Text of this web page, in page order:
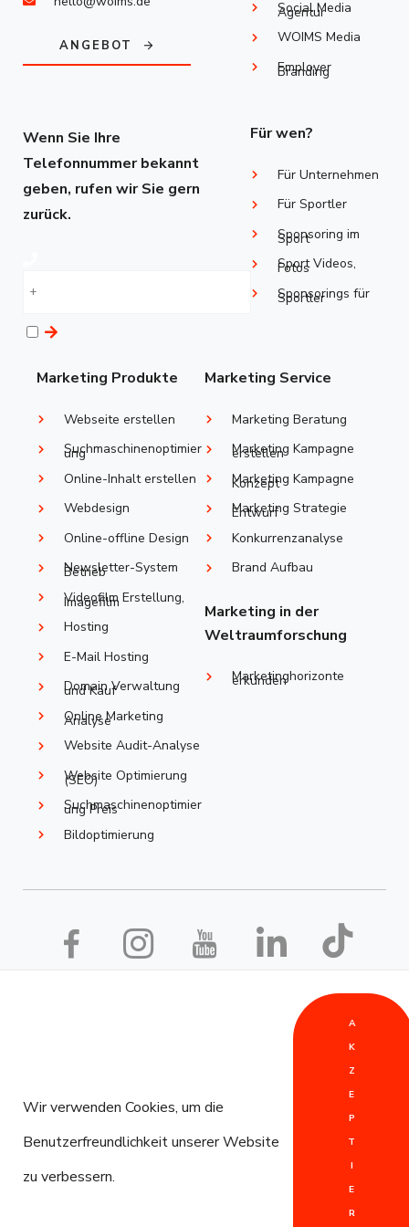
ANGEBOT
Wenn Sie Ihre
Telefonnummer bekannt
geben, rufen wir Sie gern
zurück.
Social Media
Agentur
WOIMS Media
Employer
Branding
Für wen?
Für Unternehmen
Für Sportler
Sponsoring im
Sport
Sport Videos,
Fotos
Sponsorings ​für
Sportler
Marketing Produkte
Webseite erstellen
Suchmaschinenoptimier
ung
Online-Inhalt erstellen
Webdesign
Online-offline Design
Newsletter-System
Betrieb
Videofilm Erstellung,
Imagefilm
Hosting
E-Mail Hosting
Domain Verwaltung
und Kauf
Online Marketing
Analyse
Website Audit-Analyse
Website Optimierung
(SEO)
Suchmaschinenoptimier
ung Preis
Bildoptimierung
Marketing Service
Marketing Beratung
Marketing Kampagne
erstellen
Marketing Kampagne
Konzept
Marketing Strategie
Entwurf
Konkurrenzanalyse
Brand Aufbau
Marketing in der
Weltraumforschung
Marketinghorizonte
erkunden
•
AGB | ÁSZF
[HU]
Impressum •Datenverwaltungsinformationen •
Wir verwenden Cookies, um die
Benutzerfreundlichkeit unserer Website
zu verbessern.
A
K
Z
E
P
T
I
E
R